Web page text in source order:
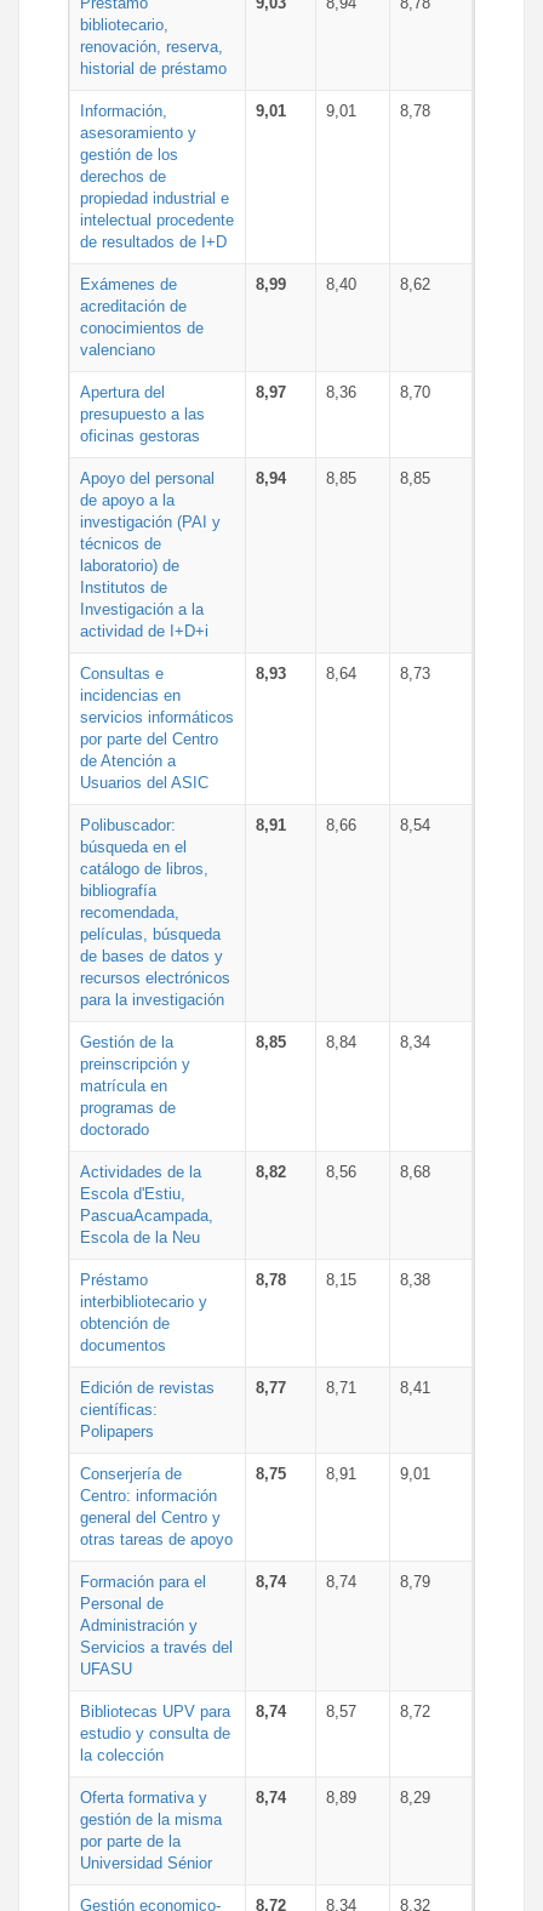
bibliotecario,
renovación, reserva,
historial de préstamo
Información,
asesoramiento y
gestión de los
derechos de
propiedad industrial e
intelectual procedente
de resultados de I+D
9,01 9,01 8,78
Exámenes de
acreditación de
conocimientos de
valenciano
8,99 8,40 8,62
Apertura del
presupuesto a las
oficinas gestoras
8,97 8,36 8,70
Apoyo del personal
de apoyo a la
investigación (PAI y
técnicos de
laboratorio) de
Institutos de
Investigación a la
actividad de I+D+i
8,94 8,85 8,85
Consultas e
incidencias en
servicios informáticos
por parte del Centro
de Atención a
Usuarios del ASIC
8,93 8,64 8,73
Polibuscador:
búsqueda en el
catálogo de libros,
bibliografía
recomendada,
películas, búsqueda
de bases de datos y
recursos electrónicos
para la investigación
8,91 8,66 8,54
Gestión de la
preinscripción y
matrícula en
programas de
doctorado
8,85 8,84 8,34
Actividades de la
Escola d'Estiu,
PascuaAcampada,
Escola de la Neu
8,82 8,56 8,68
Préstamo
interbibliotecario y
obtención de
documentos
8,78 8,15 8,38
Edición de revistas
científicas:
Polipapers
8,77 8,71 8,41
Conserjería de
Centro: información
general del Centro y
otras tareas de apoyo
8,75 8,91 9,01
Formación para el
Personal de
Administración y
Servicios a través del
UFASU
8,74 8,74 8,79
Bibliotecas UPV para
estudio y consulta de
la colección
8,74 8,57 8,72
Oferta formativa y
gestión de la misma
por parte de la
Universidad Sénior
8,74 8,89 8,29
Gestión economico- 8,72 8,34 8,32